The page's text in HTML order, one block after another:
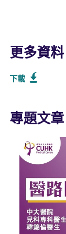
更多資料
下載
專題文章